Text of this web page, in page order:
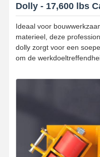
Dolly - 17,600 lbs
Ideaal voor
materieel, deze
dolly zorgt voor een
om de